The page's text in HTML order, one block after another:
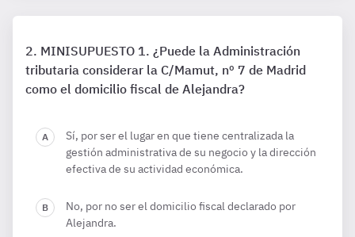
MINISUPUESTO 1. ¿Puede la Administración
tributaria considerar la C/Mamut, nº 7 de Madrid
como el domicilio fiscal de Alejandra?
Sí, por ser el lugar en que tiene centralizada la
gestión administrativa de su negocio y la dirección
efectiva de su actividad económica.
No, por no ser el domicilio fiscal declarado por
Alejandra.